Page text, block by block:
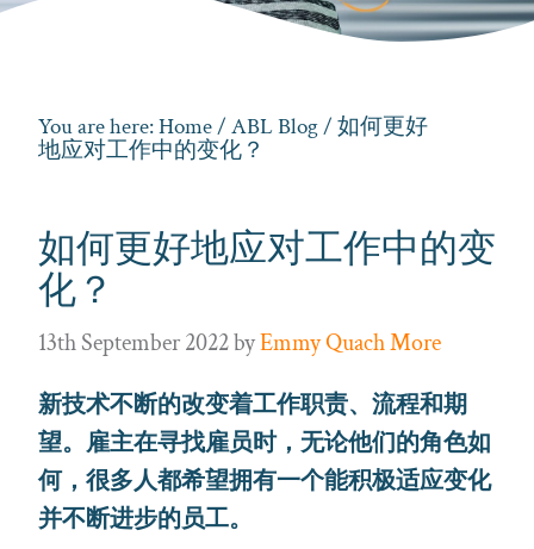
You are here:Home/ ABL Blog/ 如何更好
地应对工作中的变化？
如何更好地应对工作中的变
化？
13th September 2022byEmmy Quach More
新技术不断的改变着工作职责、流程和期
望。雇主在寻找雇员时，无论他们的角色如
何，很多人都希望拥有一个能积极适应变化
并不断进步的员工。